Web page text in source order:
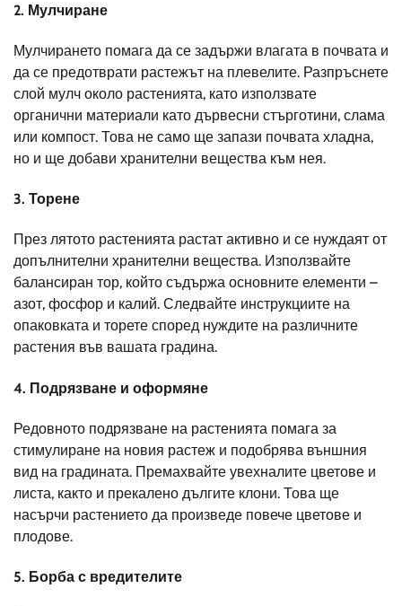
2. Мулчиране
Мулчирането помага да се задържи влагата в почвата и
да се предотврати растежът на плевелите. Разпръснете
слой мулч около растенията, като използвате
органични материали като дървесни стърготини, слама
или компост. Това не само ще запази почвата хладна,
но и ще добави хранителни вещества към нея.
3. Торене
През лятото растенията растат активно и се нуждаят от
допълнителни хранителни вещества. Използвайте
балансиран тор, който съдържа основните елементи –
азот, фосфор и калий. Следвайте инструкциите на
опаковката и торете според нуждите на различните
растения във вашата градина.
4. Подрязване и оформяне
Редовното подрязване на растенията помага за
стимулиране на новия растеж и подобрява външния
вид на градината. Премахвайте увехналите цветове и
листа, както и прекалено дългите клони. Това ще
насърчи растението да произведе повече цветове и
плодове.
5. Борба с вредителите